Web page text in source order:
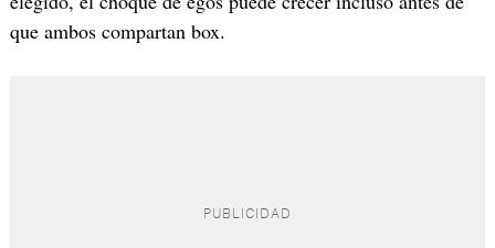
que ambos compartan box.